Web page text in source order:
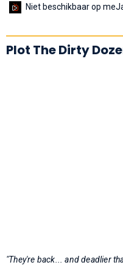
Niet beschikbaar op
Plot The Dirty
"They're back... and deadlier